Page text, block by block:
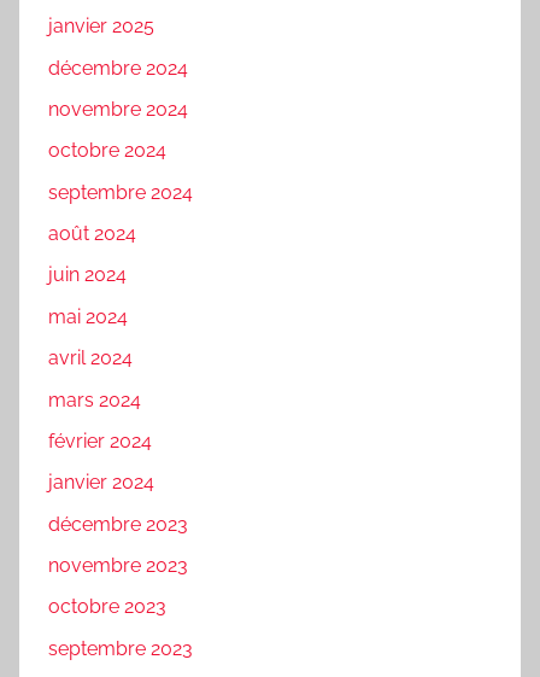
janvier 2025
décembre 2024
novembre 2024
octobre 2024
septembre 2024
août 2024
juin 2024
mai 2024
avril 2024
mars 2024
février 2024
janvier 2024
décembre 2023
novembre 2023
octobre 2023
septembre 2023